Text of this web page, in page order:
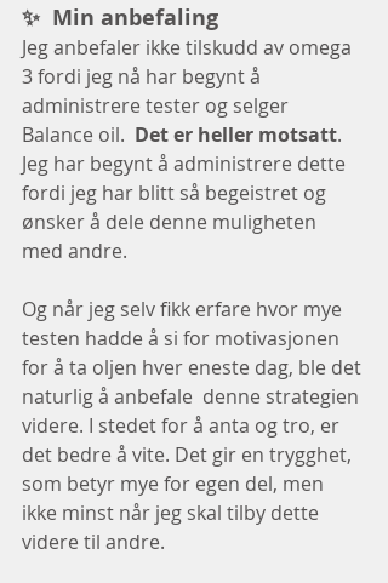
✨  Min anbefaling
Jeg anbefaler ikke tilskudd av omega
3 fordi jeg nå har begynt å
administrere tester og selger
Balance oil. Det er heller motsatt.
Jeg har begynt å administrere dette
fordi jeg har blitt så begeistret og
ønsker å dele denne muligheten
med andre.
Og når jeg selv fikk erfare hvor mye
testen hadde å si for motivasjonen
for å ta oljen hver eneste dag, ble det
naturlig å anbefale  denne strategien
videre. I stedet for å anta og tro, er
det bedre å vite. Det gir en trygghet,
som betyr mye for egen del, men
ikke minst når jeg skal tilby dette
videre til andre.